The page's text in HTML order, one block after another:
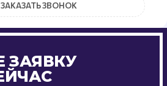
ЗАКАЗАТЬ ЗВОНОК
ЗАЯВКУ